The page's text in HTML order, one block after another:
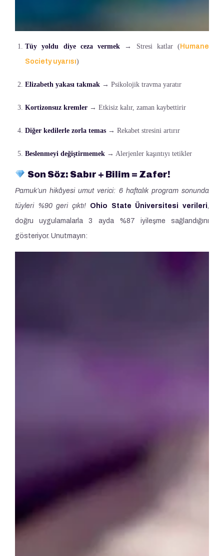
Tüy yoldu diye ceza vermek → Stresi katlar (Humane
Society uyarısı)
Elizabeth yakası takmak → Psikolojik travma yaratır
Kortizonsuz kremler → Etkisiz kalır, zaman kaybettirir
Diğer kedilerle zorla temas → Rekabet stresini artırır
Beslenmeyi değiştirmemek → Alerjenler kaşıntıyı tetikler
Son Söz: Sabır + Bilim = Zafer!
Pamuk’un hikâyesi umut verici: 6 haftalık program sonunda
tüyleri %90 geri çıktı! Ohio State Üniversitesi verileri
doğru uygulamalarla 3 ayda %87 iyileşme sağlandığını
gösteriyor. Unutmayın: